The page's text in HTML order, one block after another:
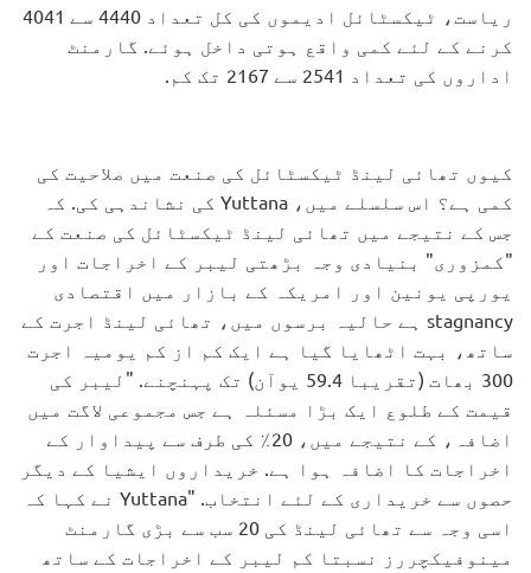
ریاست، ٹیکسٹائل ادیموں کی کل تعداد 4440 سے 4041
کرنے کے لئے کمی واقع ہوتی داخل ہوئے. گارمنٹ
اداروں کی تعداد 2541 سے 2167 تک کم.
کیوں تھائی لینڈ ٹیکسٹائل کی صنعت میں صلاحیت کی
کمی ہے؟ اس سلسلے میں، Yuttana کی نشاندہی کی. کہ
جس کے نتیجے میں تھائی لینڈ ٹیکسٹائل کی صنعت کے
"کمزوری" بنیادی وجہ بڑھتی لیبر کے اخراجات اور
یورپی یونین اور امریکہ کے بازار میں اقتصادی
stagnancy ہے حالیہ برسوں میں، تھائی لینڈ اجرت کے
ساتھ، بہت اٹھایا گیا ہے ایک کم از کم یومیہ اجرت
300 بھات (تقریبا 59.4 یوآن) تک پہنچنے. "لیبر کی
قیمت کے طلوع ایک بڑا مسئلہ ہے جس مجموعی لاگت میں
اضافہ، کے نتیجے میں، 20٪ کی طرف سے پیداوار کے
اخراجات کا اضافہ ہوا ہے. خریداروں ایشیا کے دیگر
حصوں سے خریداری کے لئے انتخاب. "Yuttana نے کہا کہ
اسی وجہ سے تھائی لینڈ کی 20 سب سے بڑی گارمنٹ
مینوفیکچررز نسبتا کم لیبر کے اخراجات کے ساتھ